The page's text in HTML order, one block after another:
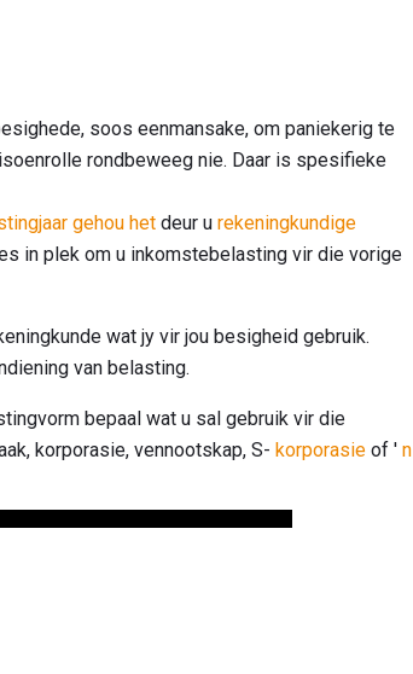
soos eenmansake, om paniekerig te
rondbeweeg nie. Daar is spesifieke
gehou het deur u rekeningkundige
in plek om u inkomstebelasting vir die vorige
wat jy vir jou besigheid gebruik.
van belasting.
bepaal wat u sal gebruik vir die
korporasie, vennootskap, S- korporasie of ' n